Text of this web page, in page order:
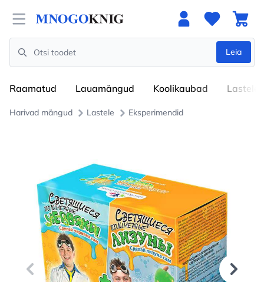
Open menu
Search
Leia
Raamatud Lauamängud Koolikaubad Lastele
Harivad mängud Lastele Eksperimendid